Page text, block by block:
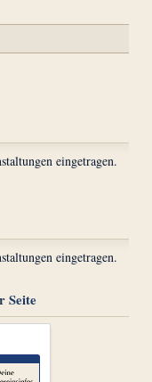
eingetragen.
eingetragen.
Seite